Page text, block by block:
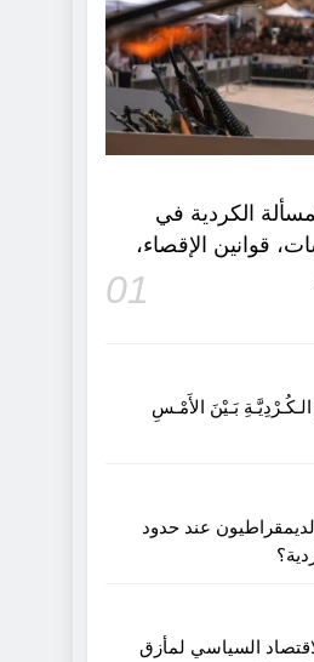
الكردية في
قوانين الإقصاء،
01
بَـيْنَ الأَمْـسِ
عند حدود
السياسي لمأزق